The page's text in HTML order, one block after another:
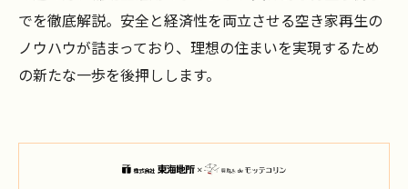
でを徹底解説。安全と経済性を両立させる空き家再生の
ノウハウが詰まっており、理想の住まいを実現するため
の新たな一歩を後押しします。